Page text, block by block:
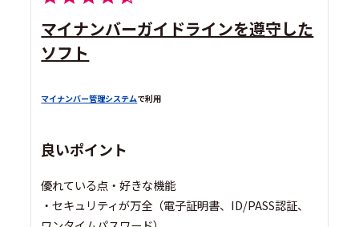
マイナンバーガイドラインを遵守した
ソフト
マイナンバー管理システムで利用
良いポイント
優れている点・好きな機能
・セキュリティが万全（電子証明書、ID/PASS認証、